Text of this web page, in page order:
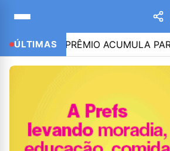
ÚLTIMAS
PRÊMIO ACUMULA PARA R$